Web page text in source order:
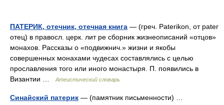
ПАТЕРИК, отечник, отечная книга — (греч. Paterikon, от pater
отец) в правосл. церк. лит ре сборник жизнеописаний «отцов»
монахов. Рассказы о «подвижнич.» жизни и якобы
совершенных монахами чудесах составлялись с целью
прославления того или иного монастыря. П. появились в
Византии …
Атеистический словарь
Синайский патерик — (памятник письменности) …